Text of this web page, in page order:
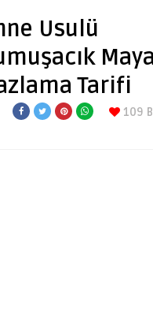
Usulü
Tarifi
109